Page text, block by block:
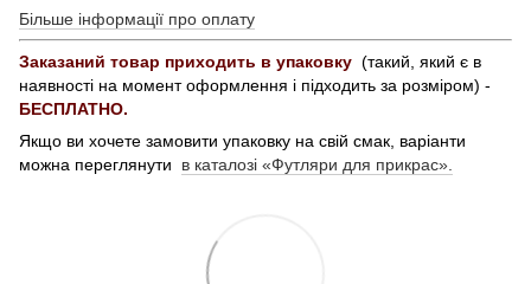
Більше інформації про оплату
Заказаний товар приходить в упаковку (такий, який є в
наявності на момент оформлення і підходить за розміром) -
БЕСПЛАТНО.
Якщо ви хочете замовити упаковку на свій смак, варіанти
можна переглянути в каталозі «Футляри для прикрас».